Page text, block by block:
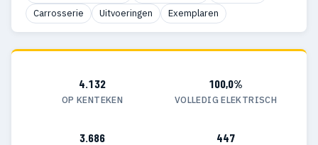
Carrosserie
Uitvoeringen Exemplaren
4.132
OP KENTEKEN
100,0%
VOLLEDIG ELEKTRISCH
3.686 447